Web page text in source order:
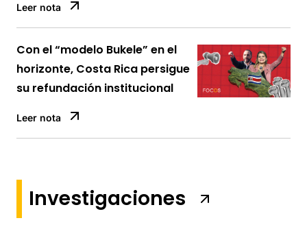
Leer nota
Con el “modelo Bukele” en el
horizonte, Costa Rica persigue
su refundación institucional
Leer nota
Investigaciones